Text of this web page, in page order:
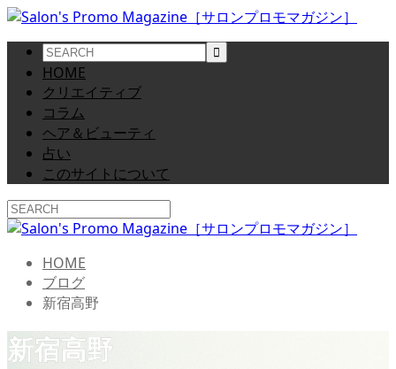
HOME
クリエイティブ
コラム
ヘア＆ビューティ
占い
このサイトについて
HOME
ブログ
新宿高野
新宿高野